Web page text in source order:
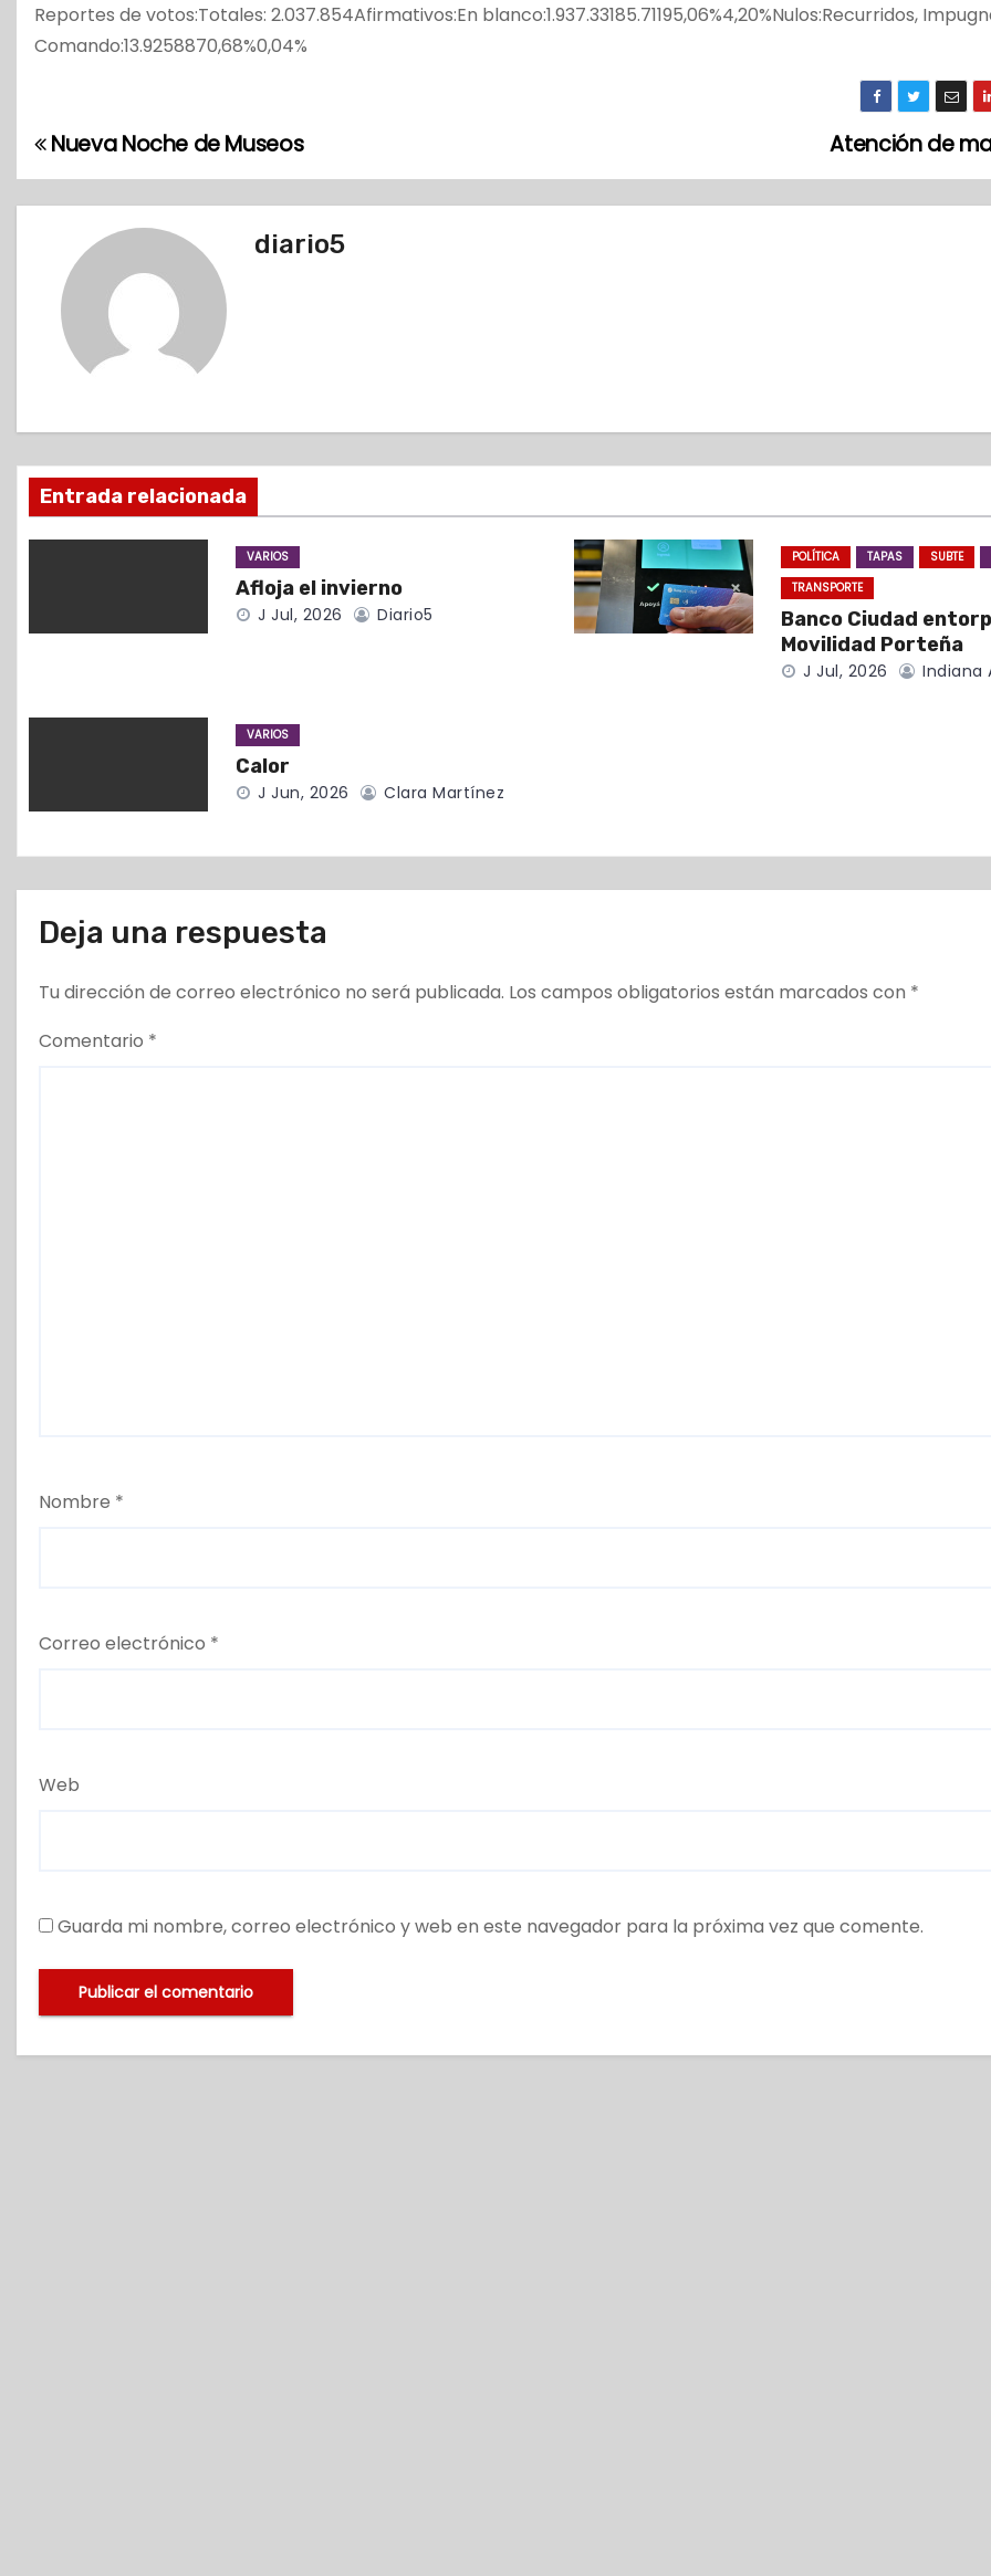
Reportes de votos:Totales: 2.037.854Afirmativos:En blanco:1.937.33185.71195,06%4,20%Nulos:Recurridos,
Comando:13.9258870,68%0,04%
N
a
c
i
ó
e
t
r
a
d
a
s
Atención de
Nueva Noche de Museos
diario5
Entrada relacionada
VARIOS
Afloja el invierno
J Jul, 2026 Diario5
POLÍTICA TAPAS SUBTE
TRANSPORTE
Banco Ciudad
Movilidad Porteña
J Jul, 2026 Indiana
VARIOS
Calor
J Jun, 2026 Clara Martínez
Deja una respuesta
Tu dirección de correo electrónico no será publicada. Los campos obligatorios están marcados con *
Comentario *
Nombre *
Correo electrónico *
Web
Guarda mi nombre, correo electrónico y web en este navegador para la próxima vez que comente.